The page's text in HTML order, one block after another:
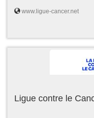
www.ligue-cancer.net
Ligue contre le